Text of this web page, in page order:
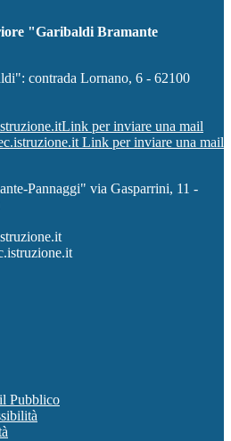
"Garibaldi Bramante
contrada Lornano, 6 - 62100
Link per inviare una mail
Link per inviare una mail
Pannaggi" via Gasparrini, 11 -
Pubblico